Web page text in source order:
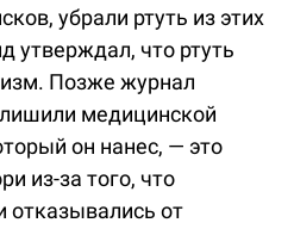
убрали ртуть из этих
утверждал, что ртуть
Позже журнал
медицинской
он нанес, — это
из-за того, что
отказывались от